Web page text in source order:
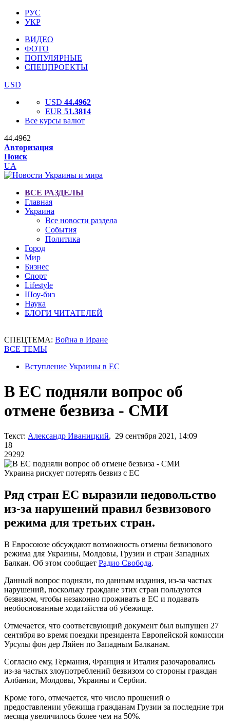
РУС
УКР
ВИДЕО
ФОТО
ПОПУЛЯРНЫЕ
СПЕЦПРОЕКТЫ
USD
USD 44.4962
EUR 51.3814
Все курсы валют
44.4962
Авторизация
Поиск
UA
ВСЕ РАЗДЕЛЫ
Главная
Украина
Все новости раздела
События
Политика
Город
Мир
Бизнес
Спорт
Lifestyle
Шоу-биз
Наука
БЛОГИ ЧИТАТЕЛЕЙ
СПЕЦТЕМА: Война в Иране
ВСЕ ТЕМЫ
Вступление Украины в ЕС
В ЕС подняли вопрос об
отмене безвиза - СМИ
Текст: Александр Иваницкий, 29 сентября 2021, 14:09
18
29292
Украина рискует потерять безвиз с ЕС
Ряд стран ЕС выразили недовольство
из-за нарушений правил безвизового
режима для третьих стран.
В Евросоюзе обсуждают возможность отмены безвизового
режима для Украины, Молдовы, Грузии и стран Западных
Балкан. Об этом сообщает Радио Свобода.
Данный вопрос подняли, по данным издания, из-за частых
нарушений, поскольку граждане этих стран пользуются
безвизом, чтобы незаконно проживать в ЕС и подавать
необоснованные ходатайства об убежище.
Отмечается, что соответсвующий документ был выпущен 27
сентября во время поездки президента Европейской комиссии
Урсулы фон дер Ляйен по Западным Балканам.
Согласно ему, Германия, Франция и Италия разочаровались
из-за частых злоупотреблений безвизом со стороны граждан
Албании, Молдовы, Украины и Сербии.
Кроме того, отмечается, что число прошений о
предоставлении убежища гражданам Грузии за последние три
месяца увеличилось более чем на 50%.